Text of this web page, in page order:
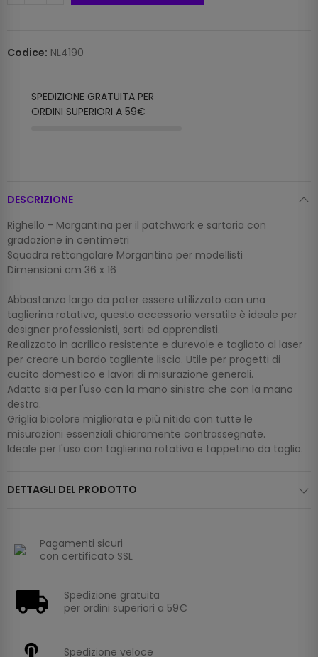
Codice: NL4190
SPEDIZIONE GRATUITA PER
ORDINI SUPERIORI A 59€
DESCRIZIONE
Righello - Morgantina per il patchwork e sartoria con
gradazione in centimetri
Squadra rettangolare Morgantina per modellisti
Dimensioni cm 36 x 16
Abbastanza largo da poter essere utilizzato con una
taglierina rotativa, questo accessorio versatile è ideale per
designer professionisti, sarti ed apprendisti.
Realizzato in acrilico resistente e durevole e tagliato al laser
per creare un bordo tagliente liscio. Utile per progetti di
cucito domestico e lavori di misurazione generali.
Adatto sia per l'uso con la mano sinistra che con la mano
destra.
Griglia bicolore migliorata e più nitida con tutte le
misurazioni essenziali chiaramente contrassegnate.
Ideale per l'uso con taglierina rotativa e tappetino da taglio.
DETTAGLI DEL PRODOTTO
Pagamenti sicuri
con certificato SSL
Spedizione gratuita
per ordini superiori a 59€
Spedizione veloce